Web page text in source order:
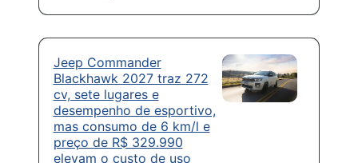
Jeep Commander
Blackhawk 2027 traz 272
cv, sete lugares e
desempenho de esportivo,
mas consumo de 6 km/l e
preço de R$ 329.990
elevam o custo de uso